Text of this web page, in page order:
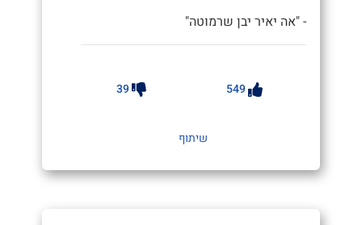
- "אה יאיר יבן שרמוטה"
549
39
שיתוף